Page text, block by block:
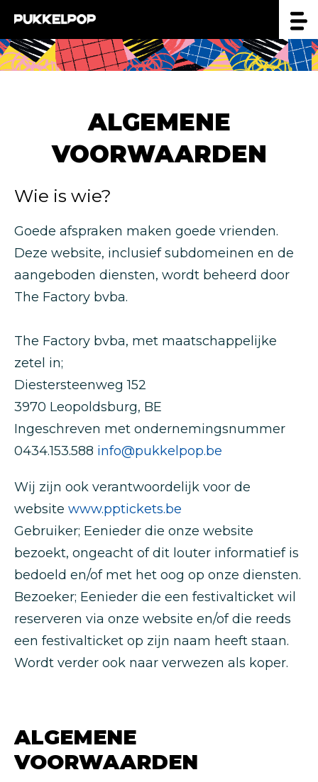
ALGEMENE
VOORWAARDEN
Wie is wie?
Goede afspraken maken goede vrienden.
Deze website, inclusief subdomeinen en de
aangeboden diensten, wordt beheerd door
The Factory bvba.
The Factory bvba, met maatschappelijke
zetel in;
Diestersteenweg 152
3970 Leopoldsburg, BE
Ingeschreven met ondernemingsnummer
0434.153.588 info@pukkelpop.be
Wij zijn ook verantwoordelijk voor de
website www.pptickets.be
Gebruiker; Eenieder die onze website
bezoekt, ongeacht of dit louter informatief is
bedoeld en/of met het oog op onze diensten.
Bezoeker; Eenieder die een festivalticket wil
reserveren via onze website en/of die reeds
een festivalticket op zijn naam heeft staan.
Wordt verder ook naar verwezen als koper.
ALGEMENE
VOORWAARDEN